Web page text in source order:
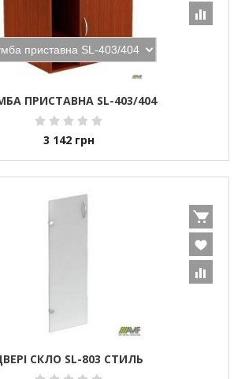
ПРИСТАВНА SL-403/404
3 142 грн
СКЛО SL-803 СТИЛЬ